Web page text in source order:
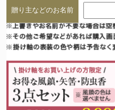
贈り主などのお名前